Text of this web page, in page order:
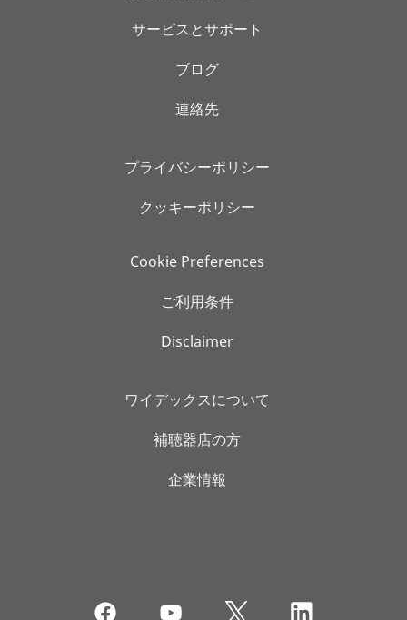
サービスとサポート
ブログ
連絡先
プライバシーポリシー
クッキーポリシー
Cookie Preferences
ご利用条件
Disclaimer
ワイデックスについて
補聴器店の方
企業情報